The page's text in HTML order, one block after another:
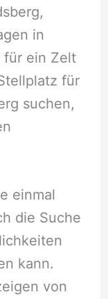
in
für ein Zelt
für
suchen,
einmal
die Suche
kann.
von